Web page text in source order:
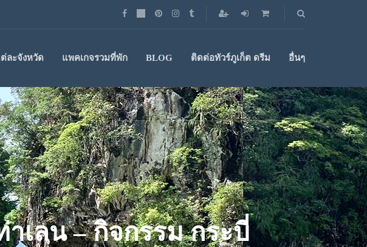
ละจังหวัด แพคเกจรวมที่พัก BLOG ติดต่อทัวร์ภูเก็ต ดรีม อื่นๆ
เลน – กิจกรรม กระบี่